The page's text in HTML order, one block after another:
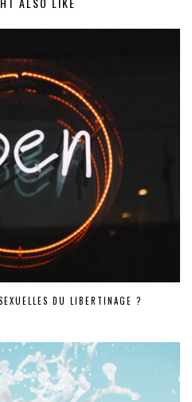
DU LIBERTINAGE ?